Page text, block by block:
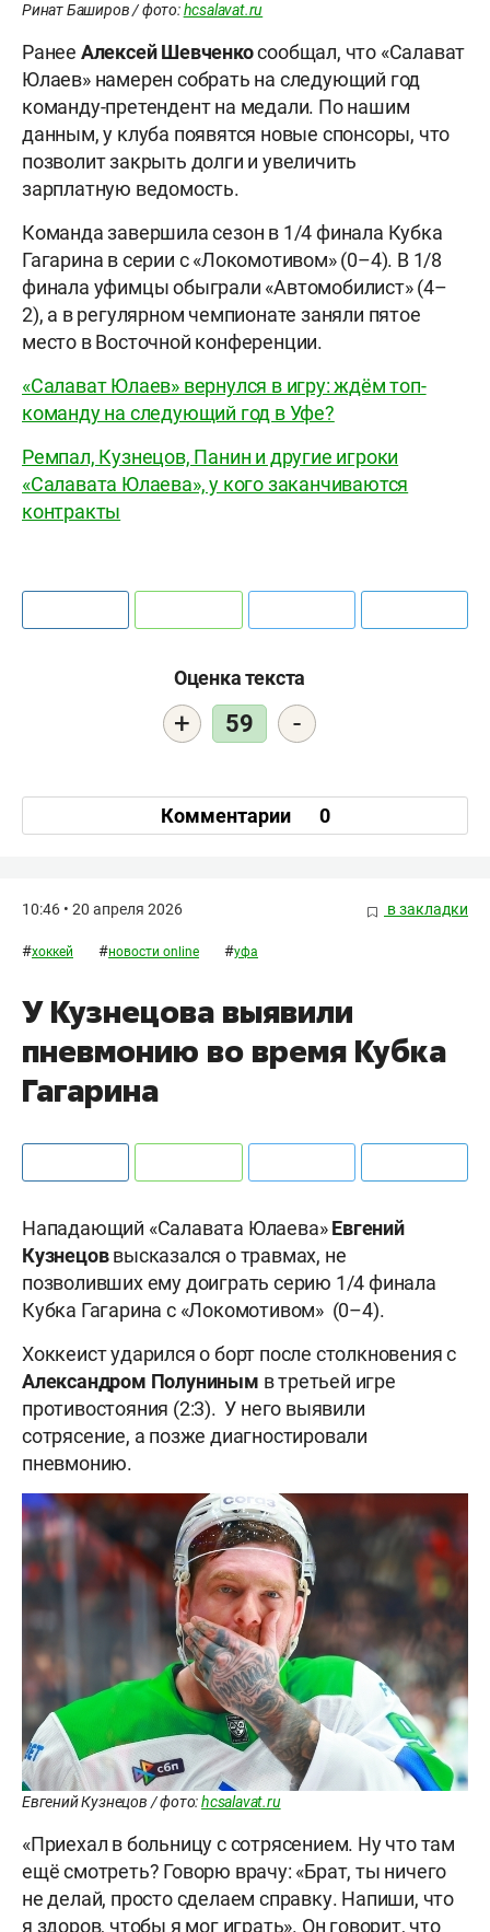
Ринат Баширов / фото:hcsalavat.ru
Ранее АлексейШевченкосообщал, что «Салават
Юлаев» намерен собрать на следующий год
команду-претендент на медали. По нашим
данным, у клуба появятся новые спонсоры, что
позволит закрыть долги и увеличить
зарплатную ведомость.
Команда завершила сезон в 1/4 финала Кубка
Гагарина в серии с «Локомотивом» (0–4). В 1/8
финала уфимцы обыграли «Автомобилист» (4–
2), а в регулярном чемпионате заняли пятое
место в Восточной конференции.
«Салават Юлаев» вернулся в игру: ждём топ-
команду на следующий год в Уфе?
Ремпал, Кузнецов, Панин и другие игроки
«Салавата Юлаева», у кого заканчиваются
контракты
Оценка текста
+ 59 -
Комментарии 0
10:46 • 20 апреля 2026 в закладки
#хоккей #новости online #уфа
У Кузнецова выявили
пневмонию во время Кубка
Гагарина
Нападающий «Салавата Юлаева»Евгений
Кузнецоввысказался о травмах, не
позволивших ему доиграть серию 1/4 финала
Кубка Гагарина с «Локомотивом» (0–4).
Хоккеист ударился о борт после столкновения с
Александром Полуниным в третьей игре
противостояния (2:3). У него выявили
сотрясение, а позже диагностировали
пневмонию.
Евгений Кузнецов / фото:hcsalavat.ru
«Приехал в больницу с сотрясением. Ну что там
ещё смотреть? Говорю врачу: «Брат, ты ничего
не делай, просто сделаем справку. Напиши, что
я здоров, чтобы я мог играть». Он говорит, что